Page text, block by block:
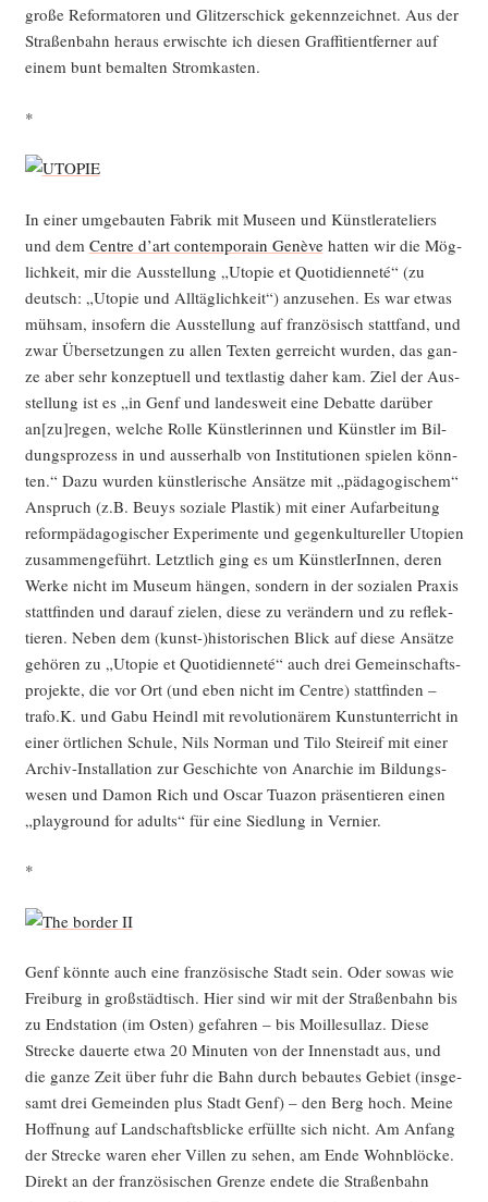
gro­ße Refor­ma­to­ren und Glit­zer­schick gekenn­zeich­net. Aus der
Stra­ßen­bahn her­aus erwisch­te ich die­sen Graf­fi­ti­ent­fer­ner auf
einem bunt bemal­ten Stromkasten.
*
In einer umge­bau­ten Fabrik mit Muse­en und Künst­ler­ate­liers
und dem Cent­re d’art con­tem­po­rain Genè­vehat­ten wir die Mög­
lich­keit, mir die Aus­stel­lung „Uto­pie et Quo­ti­di­en­ne­té“ (zu
deutsch: „Uto­pie und All­täg­lich­keit“) anzu­se­hen. Es war etwas
müh­sam, inso­fern die Aus­stel­lung auf fran­zö­sisch statt­fand, und
zwar Über­set­zun­gen zu allen Tex­ten ger­reicht wur­den, das gan­
ze aber sehr kon­zep­tu­ell und text­las­tig daher kam. Ziel der Aus­
stel­lung ist es „in Genf und lan­des­weit eine Debat­te dar­über
an[zu]regen, wel­che Rol­le Künst­le­rin­nen und Künst­ler im Bil­
dungs­pro­zess in und aus­ser­halb von Insti­tu­tio­nen spie­len könn­
ten.“ Dazu wur­den künst­le­ri­sche Ansät­ze mit „päd­ago­gi­schem“
Anspruch (z.B. Beuys sozia­le Plas­tik) mit einer Auf­ar­bei­tung
reform­päd­ago­gi­scher Expe­ri­men­te und gegen­kul­tu­rel­ler Uto­pien
zusam­men­ge­führt. Letzt­lich ging es um Künst­le­rIn­nen, deren
Wer­ke nicht im Muse­um hän­gen, son­dern in der sozia­len Pra­xis
statt­fin­den und dar­auf zie­len, die­se zu ver­än­dern und zu reflek­
tie­ren. Neben dem (kunst-)historischen Blick auf die­se Ansät­ze
gehö­ren zu „Uto­pie et Quo­ti­di­en­ne­té“ auch drei Gemein­schafts­
pro­jek­te, die vor Ort (und eben nicht im Cent­re) statt­fin­den –
trafo.K. und Gabu Heindl mit revo­lu­tio­nä­rem Kunst­un­ter­richt in
einer ört­li­chen Schu­le, Nils Nor­man und Tilo Stei­reif mit einer
Archiv-Instal­la­ti­on zur Geschich­te von Anar­chie im Bil­dungs­
we­sen und Damon Rich und Oscar Tua­zon prä­sen­tie­ren einen
„play­ground for adults“ für eine Sied­lung in Vernier.
*
Genf könn­te auch eine fran­zö­si­sche Stadt sein. Oder sowas wie
Frei­burg in groß­städ­tisch. Hier sind wir mit der Stra­ßen­bahn bis
zu End­sta­ti­on (im Osten) gefah­ren – bis Moil­le­sul­laz. Die­se
Stre­cke dau­er­te etwa 20 Minu­ten von der Innen­stadt aus, und
die gan­ze Zeit über fuhr die Bahn durch bebau­tes Gebiet (ins­ge­
samt drei Gemein­den plus Stadt Genf) – den Berg hoch. Mei­ne
Hoff­nung auf Land­schafts­bli­cke erfüll­te sich nicht. Am Anfang
der Stre­cke waren eher Vil­len zu sehen, am Ende Wohn­blö­cke.
Direkt an der fran­zö­si­schen Gren­ze ende­te die Stra­ßen­bahn